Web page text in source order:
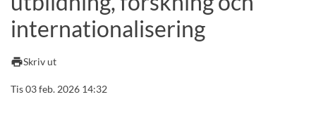
Lediga jobb
internationalisering
printSkriv ut
Tis 03 feb. 2026 14:32